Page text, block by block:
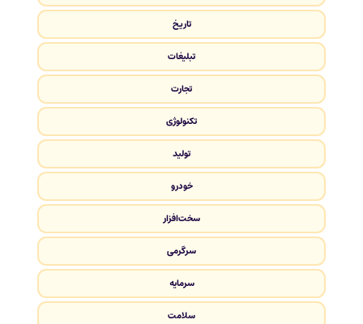
تاریخ
تبلیغات
تجارت
تکنولوژی
تولید
خودرو
سخت‌افزار
سرگرمی
سرمایه
سلامت